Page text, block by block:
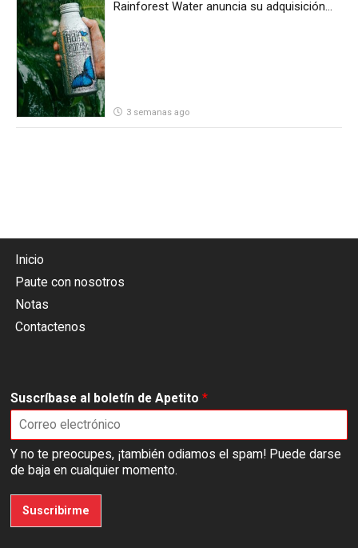
Rainforest Water anuncia su adquisición
3 semanas ago
Inicio
Paute con nosotros
Notas
Contactenos
Suscríbase al boletín de Apetito *
Y no te preocupes, ¡también odiamos el spam! Puede darse
de baja en cualquier momento.
Suscribirme